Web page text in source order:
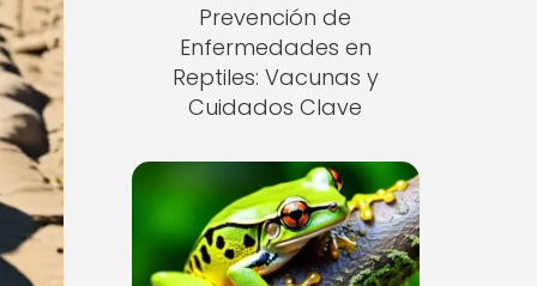
Prevención de
Enfermedades en
Reptiles: Vacunas y
Cuidados Clave